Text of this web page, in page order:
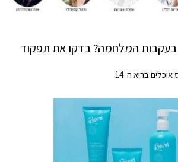
המלחמה? בדקו את תפקוד
בריא ה-14